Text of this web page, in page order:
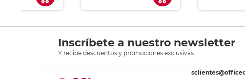
Inscríbete a nuestro newsletter
Y recibe descuentos y promociones exclusivas.